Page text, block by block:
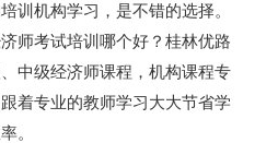
训机构学习，是不错的选择。
师考试培训哪个好？桂林优路
中级经济师课程，机构课程专
着专业的教师学习大大节省学
。